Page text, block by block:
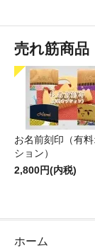
売れ筋商品
お名前刻印（有
ション）
2,800円(内税)
ホーム